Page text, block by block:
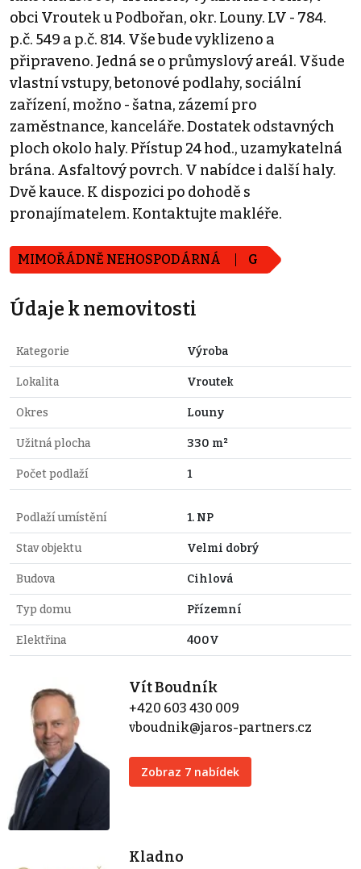
obci Vroutek u Podbořan, okr. Louny. LV - 784.
p.č. 549 a p.č. 814. Vše bude vyklizeno a
připraveno. Jedná se o průmyslový areál. Všude
vlastní vstupy, betonové podlahy, sociální
zařízení, možno - šatna, zázemí pro
zaměstnance, kanceláře. Dostatek odstavných
ploch okolo haly. Přístup 24 hod., uzamykatelná
brána. Asfaltový povrch. V nabídce i další haly.
Dvě kauce. K dispozici po dohodě s
pronajímatelem. Kontaktujte makléře.
MIMOŘÁDNĚ NEHOSPODÁRNÁ G
Údaje k nemovitosti
Kategorie Výroba
Lokalita Vroutek
Okres Louny
Užitná plocha 330 m²
Počet podlaží 1
Podlaží umístění 1. NP
Stav objektu Velmi dobrý
Budova Cihlová
Typ domu Přízemní
Elektřina 400V
Vít Boudník
+420 603 430 009
vboudnik@jaros-partners.cz
Zobraz 7 nabídek
Kladno